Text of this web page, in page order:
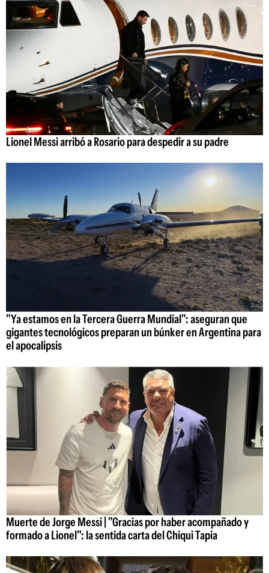
Lionel Messi arribó a Rosario para despedir a su padre
"Ya estamos en la Tercera Guerra Mundial": aseguran que
gigantes tecnológicos preparan un búnker en Argentina para
el apocalipsis
Muerte de Jorge Messi | "Gracias por haber acompañado y
formado a Lionel": la sentida carta del Chiqui Tapia